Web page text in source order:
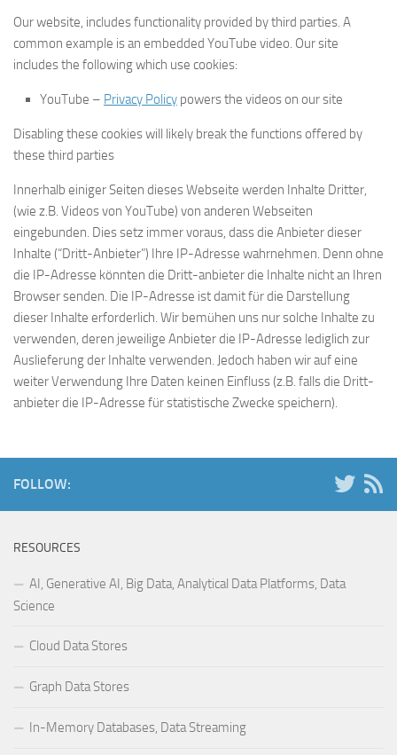
Our website, includes functionality provided by third parties. A
common example is an embedded YouTube video. Our site
includes the following which use cookies:
YouTube – Privacy Policy powers the videos on our site
Disabling these cookies will likely break the functions offered by
these third parties
Innerhalb einiger Seiten dieses Webseite werden Inhalte Dritter,
(wie z.B. Videos von YouTube) von anderen Webseiten
eingebunden. Dies setz immer voraus, dass die Anbieter dieser
Inhalte (“Dritt-Anbieter”) Ihre IP-Adresse wahrnehmen. Denn ohne
die IP-Adresse könnten die Dritt-anbieter die Inhalte nicht an Ihren
Browser senden. Die IP-Adresse ist damit für die Darstellung
dieser Inhalte erforderlich. Wir bemühen uns nur solche Inhalte zu
verwenden, deren jeweilige Anbieter die IP-Adresse lediglich zur
Auslieferung der Inhalte verwenden. Jedoch haben wir auf eine
weiter Verwendung Ihre Daten keinen Einfluss (z.B. falls die Dritt-
anbieter die IP-Adresse für statistische Zwecke speichern).
FOLLOW:
RESOURCES
AI, Generative AI, Big Data, Analytical Data Platforms, Data
Science
Cloud Data Stores
Graph Data Stores
In-Memory Databases, Data Streaming